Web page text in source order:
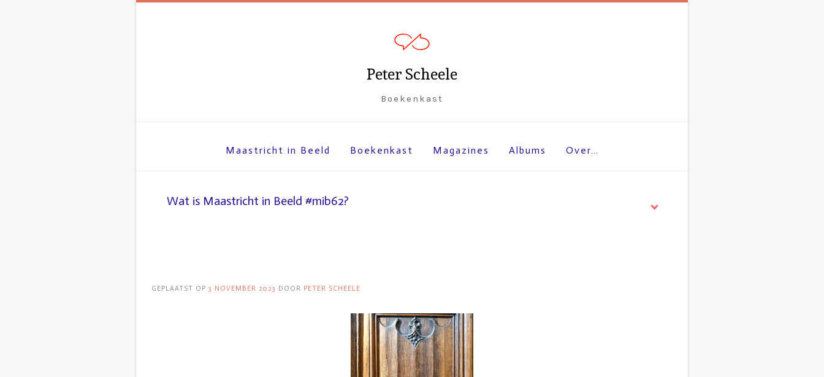
Peter Scheele
Boekenkast
Maastricht in Beeld Boekenkast Magazines Albums Over…
Wat is Maastricht in Beeld #mib62?
GEPLAATST OP 3 NOVEMBER 2023 DOOR PETER SCHEELE